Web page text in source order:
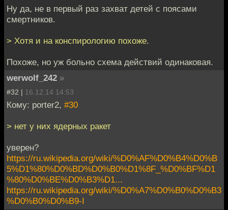
Ну да, не в первый раз захват детей с поясами
смертников.
> Хотя и на конспирологию похоже.
Похоже, но уж больно схема действий одинаковая.
werwolf_242 »
#32 | 16.12.14 14:53
Кому: porter2, #30
> нет у них ядерных ракет
уверен?
https://ru.wikipedia.org/wiki/%D0%AF%D0%B4%D0%B
5%D1%80%D0%BD%D0%B0%D1%8F_%D0%BF%D1
%80%D0%BE%D0%B3%D1...
https://ru.wikipedia.org/wiki/%D0%A7%D0%B0%D0%B3
%D0%B0%D0%B9-I